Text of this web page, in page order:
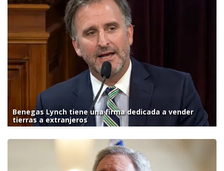
Benegas Lynch tiene una firma dedicada a vender
tierras a extranjeros